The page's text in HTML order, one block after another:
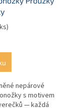
nepárové
s motivem
— každá